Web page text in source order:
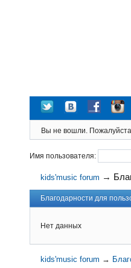
Вы не вошли.
Имя пользователя:
kids'music forum →
Благодарности для
Нет данных
kids'music forum →